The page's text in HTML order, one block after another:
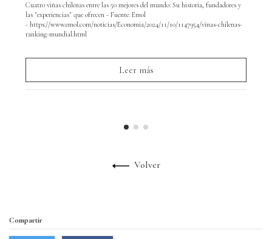
Cuatro viñas chilenas entre las 50 mejores del mundo: Su historia, fundadores y
las "experiencias" que ofrecen - Fuente: Emol
- https://www.emol.com/noticias/Economia/2024/11/10/1147954/vinas-chilenas-
ranking-mundial.html
Leer más
Volver
Compartir